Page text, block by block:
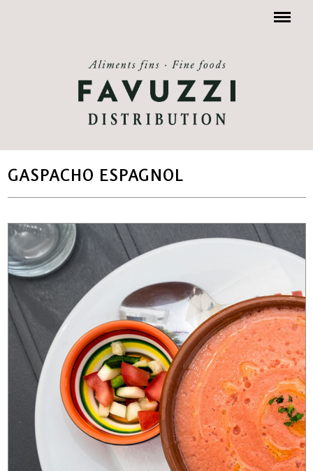
Menu
GASPACHO ESPAGNOL